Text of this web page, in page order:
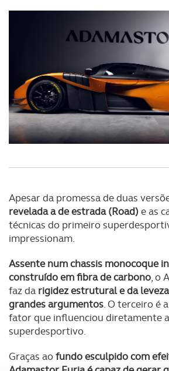
Apesar da promessa de duas
revelada a de estrada (Road) e as
técnicas do primeiro
impressionam.
Assente num chassis monocoque
construído em fibra de carbono, o
faz da rigidez estrutural e da
grandes argumentos. O terceiro é
fator que influenciou diretamente
superdesportivo.
Graças aofundo esculpido com